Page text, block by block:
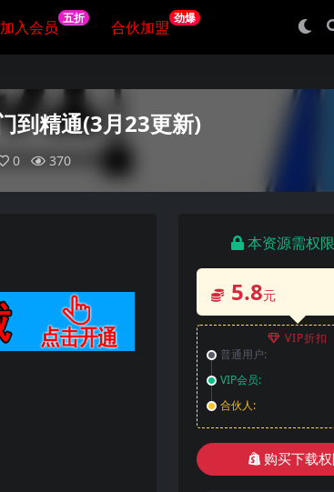
加入会员 五折 合伙加盟 劲爆
到精通(3月23更新)
0 370
本资源需权
5.8元
VIP折扣
普通用户:
VIP会员:
合伙人:
购买下载权